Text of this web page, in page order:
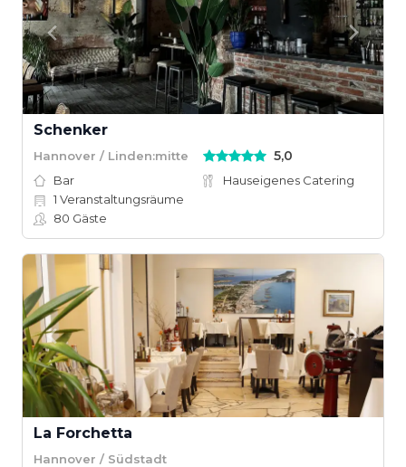
Schenker
Hannover / Linden:mitte 5,0
Bar
Hauseigenes Catering
1 Veranstaltungsräume
80 Gäste
La Forchetta
Hannover / Südstadt